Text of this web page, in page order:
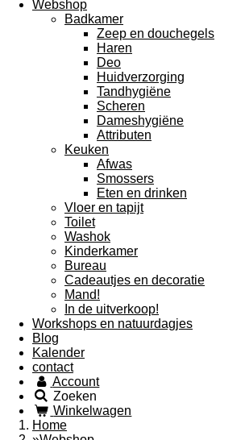
Webshop
Badkamer
Zeep en douchegels
Haren
Deo
Huidverzorging
Tandhygiëne
Scheren
Dameshygiëne
Attributen
Keuken
Afwas
Smossers
Eten en drinken
Vloer en tapijt
Toilet
Washok
Kinderkamer
Bureau
Cadeautjes en decoratie
Mand!
In de uitverkoop!
Workshops en natuurdagjes
Blog
Kalender
contact
Account
Zoeken
Winkelwagen
Home